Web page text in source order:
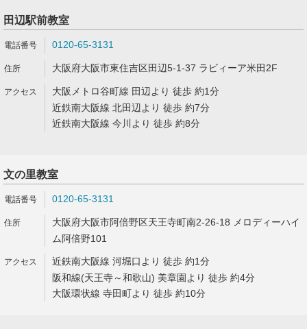
田辺駅前教室
0120-65-3131
大阪府大阪市東住吉区田辺5-1-37 ラビィーア米田2F
大阪メトロ谷町線 田辺より 徒歩 約1分
近鉄南大阪線 北田辺より 徒歩 約7分
近鉄南大阪線 今川より 徒歩 約8分
文の里教室
0120-65-3131
大阪府大阪市阿倍野区天王寺町南2-26-18 メロディーハイ
ム阿倍野101
近鉄南大阪線 河堀口より 徒歩 約1分
阪和線(天王寺～和歌山) 美章園より 徒歩 約4分
大阪環状線 寺田町より 徒歩 約10分